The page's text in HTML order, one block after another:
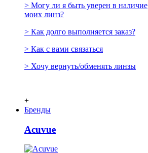
> Могу ли я быть уверен в наличие
моих линз?
> Как долго выполняется заказ?
> Как с вами связаться
> Хочу вернуть/обменять линзы
+
Бренды
Acuvue